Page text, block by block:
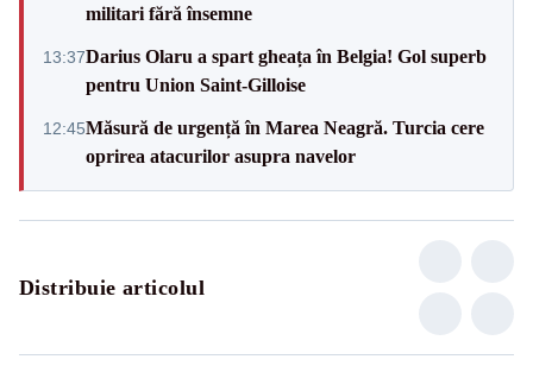
militari fără însemne
13:37Darius Olaru a spart gheața în Belgia! Gol superb
pentru Union Saint-Gilloise
12:45Măsură de urgență în Marea Neagră. Turcia cere
oprirea atacurilor asupra navelor
Distribuie articolul